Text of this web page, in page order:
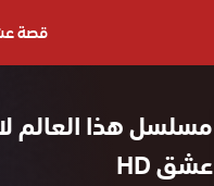
قصة
عشق HD